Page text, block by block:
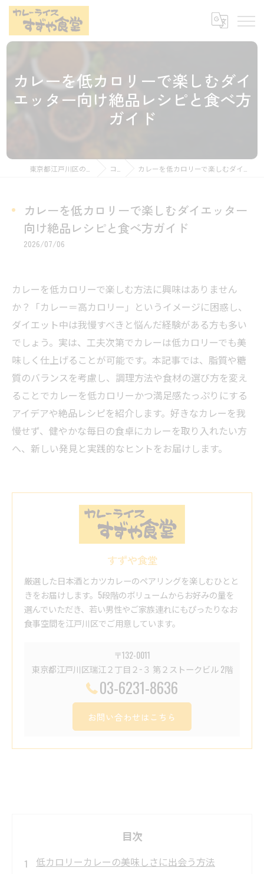
カレーを低カロリーで楽しむダイ
エッター向け絶品レシピと食べ方
ガイド
コラム カレーを低カロリーで楽しむダイエッター向け絶品レシピと食べ方ガイド
カレーを低カロリーで楽しむダイエッター
向け絶品レシピと食べ方ガイド
2026/07/06
カレーを低カロリーで楽しむ方法に興味はありません
か？「カレー＝高カロリー」というイメージに困惑し、
ダイエット中は我慢すべきと悩んだ経験がある方も多い
でしょう。実は、工夫次第でカレーは低カロリーでも美
味しく仕上げることが可能です。本記事では、脂質や糖
質のバランスを考慮し、調理方法や食材の選び方を変え
ることでカレーを低カロリーかつ満足感たっぷりにする
アイデアや絶品レシピを紹介します。好きなカレーを我
慢せず、健やかな毎日の食卓にカレーを取り入れたい方
へ、新しい発見と実践的なヒントをお届けします。
すずや食堂
厳選した日本酒とカツカレーのペアリングを楽しむひとと
きをお届けします。5段階のボリュームからお好みの量を
選んでいただき、若い男性やご家族連れにもぴったりなお
食事空間を江戸川区でご用意しています。
〒132-0011
東京都江戸川区瑞江２丁目２−３ 第２ストークビル 2階
03-6231-8636
お問い合わせはこちら
目次
低カロリーカレーの美味しさに出会う方法